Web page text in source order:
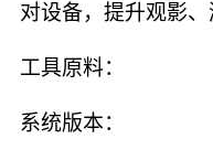
对设备，提升观影、
工具原料：
系统版本：